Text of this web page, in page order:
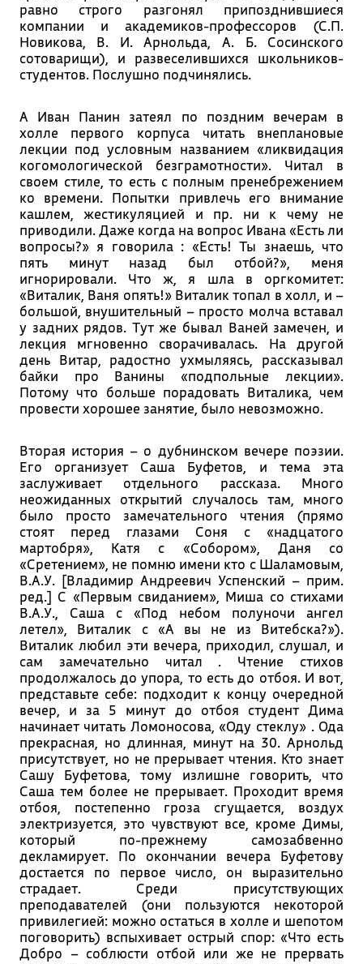
равно строго разгонял припозднившиеся
компании и академиков-профессоров (С.П.
Новикова, В. И. Арнольда, А. Б. Сосинского
сотоварищи), и развеселившихся школьников-
студентов. Послушно подчинялись.
А Иван Панин затеял по поздним вечерам в
холле первого корпуса читать внеплановые
лекции под условным названием «ликвидация
когомологической безграмотности». Читал в
своем стиле, то есть с полным пренебрежением
ко времени. Попытки привлечь его внимание
кашлем, жестикуляцией и пр. ни к чему не
приводили. Даже когда на вопрос Ивана «Есть ли
вопросы?» я говорила : «Есть! Ты знаешь, что
пять минут назад был отбой?», меня
игнорировали. Что ж, я шла в оргкомитет:
«Виталик, Ваня опять!» Виталик топал в холл, и –
большой, внушительный – просто молча вставал
у задних рядов. Тут же бывал Ваней замечен, и
лекция мгновенно сворачивалась. На другой
день Витар, радостно ухмыляясь, рассказывал
байки про Ванины «подпольные лекции».
Потому что больше порадовать Виталика, чем
провести хорошее занятие, было невозможно.
Вторая история – о дубнинском вечере поэзии.
Его организует Саша Буфетов, и тема эта
заслуживает отдельного рассказа. Много
неожиданных открытий случалось там, много
было просто замечательного чтения (прямо
стоят перед глазами Соня с «надцатого
мартобря», Катя с «Собором», Даня со
«Сретением», не помню имени кто с Шаламовым,
В.А.У. [Владимир Андреевич Успенский – прим.
ред.] С «Первым свиданием», Миша со стихами
В.А.У., Саша с «Под небом полуночи ангел
летел», Виталик с «А вы не из Витебска?»).
Виталик любил эти вечера, приходил, слушал, и
сам замечательно читал . Чтение стихов
продолжалось до упора, то есть до отбоя. И вот,
представьте себе: подходит к концу очередной
вечер, и за 5 минут до отбоя студент Дима
начинает читать Ломоносова, «Оду стеклу» . Ода
прекрасная, но длинная, минут на 30. Арнольд
присутствует, но не прерывает чтения. Кто знает
Сашу Буфетова, тому излишне говорить, что
Саша тем более не прерывает. Проходит время
отбоя, постепенно гроза сгущается, воздух
электризуется, это чувствуют все, кроме Димы,
который по-прежнему самозабвенно
декламирует. По окончании вечера Буфетову
достается по первое число, он выразительно
страдает. Среди присутствующих
преподавателей (они пользуются некоторой
привилегией: можно остаться в холле и шепотом
поговорить) вспыхивает острый спор: «Что есть
Добро – соблюсти отбой или же не прервать